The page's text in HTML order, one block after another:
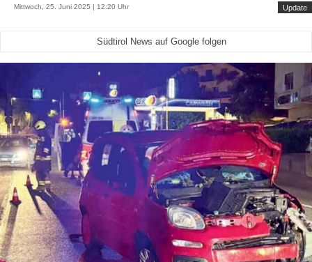
Mittwoch, 25. Juni 2025 | 12:20 Uhr Update
Südtirol News auf Google folgen